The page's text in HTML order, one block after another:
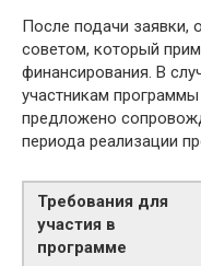
После подачи заявки,
советом, который
финансирования. В
участникам
предложено
периода реализации
Требования для
участия в
программе